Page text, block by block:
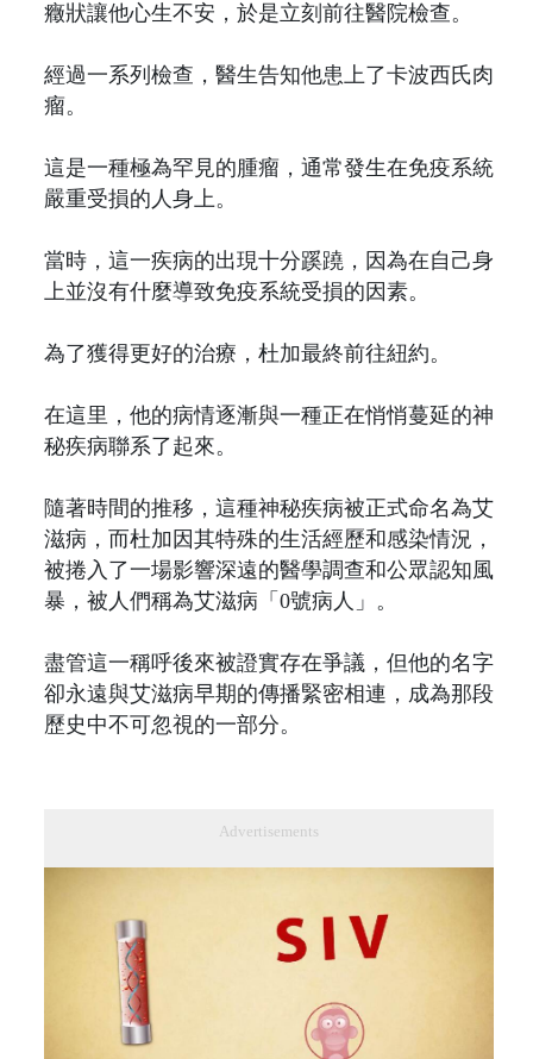
癥狀讓他心生不安，於是立刻前往醫院檢查。
經過一系列檢查，醫生告知他患上了卡波西氏肉
瘤。
這是一種極為罕見的腫瘤，通常發生在免疫系統
嚴重受損的人身上。
當時，這一疾病的出現十分蹊蹺，因為在自己身
上並沒有什麼導致免疫系統受損的因素。
為了獲得更好的治療，杜加最終前往紐約。
在這里，他的病情逐漸與一種正在悄悄蔓延的神
秘疾病聯系了起來。
隨著時間的推移，這種神秘疾病被正式命名為艾
滋病，而杜加因其特殊的生活經歷和感染情況，
被捲入了一場影響深遠的醫學調查和公眾認知風
暴，被人們稱為艾滋病「0號病人」。
盡管這一稱呼後來被證實存在爭議，但他的名字
卻永遠與艾滋病早期的傳播緊密相連，成為那段
歷史中不可忽視的一部分。
Advertisements